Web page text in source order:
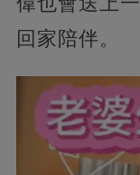
回家陪伴。